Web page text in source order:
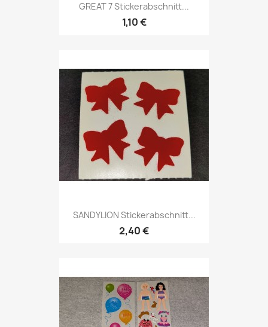
GREAT 7 Stickerabschnitt...
1,10 €
SANDYLION Stickerabschnitt...
2,40 €